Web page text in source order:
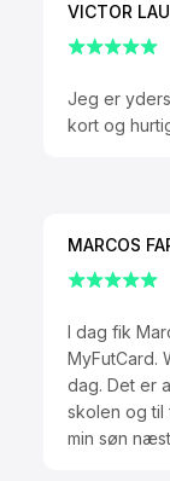
VICTOR
Jeg er
kort og
MARCOS
I dag fik
MyFutCard.
dag. Det er
skolen og til
min søn